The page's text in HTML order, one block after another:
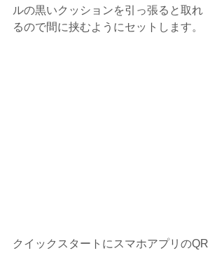
ルの黒いクッションを引っ張ると取れ
るので間に挟むようにセットします。
クイックスタートにスマホアプリのQR